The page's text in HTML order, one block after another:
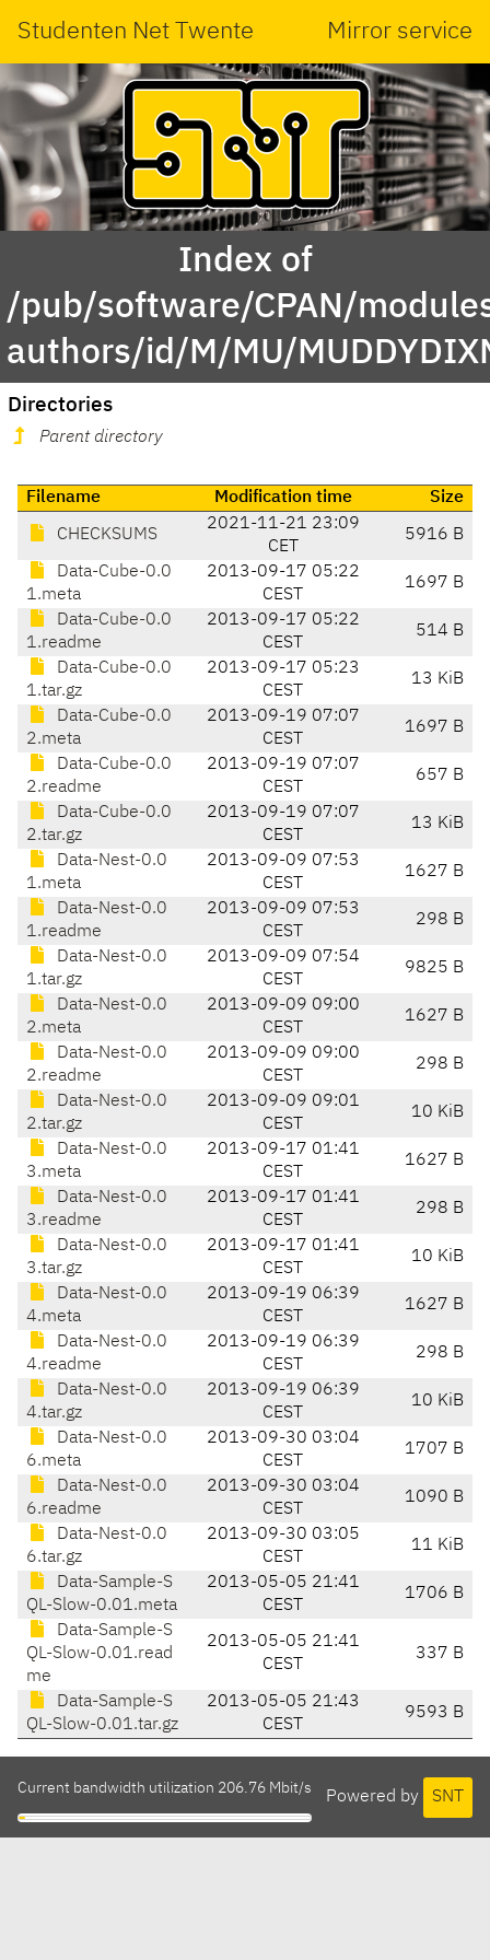
Studenten Net Twente Mirror service
Index of
/pub/software/CPAN/
authors/id/M/MU/
Directories
Parent directory
Filename Modification time Size
CHECKSUMS
2021-11-21 23:09
CET
5916 B
Data-Cube-0.0
1.meta
2013-09-17 05:22
CEST
1697 B
Data-Cube-0.0
1.readme
2013-09-17 05:22
CEST
514 B
Data-Cube-0.0
1.tar.gz
2013-09-17 05:23
CEST
13 KiB
Data-Cube-0.0
2.meta
2013-09-19 07:07
CEST
1697 B
Data-Cube-0.0
2.readme
2013-09-19 07:07
CEST
657 B
Data-Cube-0.0
2.tar.gz
2013-09-19 07:07
CEST
13 KiB
Data-Nest-0.0
1.meta
2013-09-09 07:53
CEST
1627 B
Data-Nest-0.0
1.readme
2013-09-09 07:53
CEST
298 B
Data-Nest-0.0
1.tar.gz
2013-09-09 07:54
CEST
9825 B
Data-Nest-0.0
2.meta
2013-09-09 09:00
CEST
1627 B
Data-Nest-0.0
2.readme
2013-09-09 09:00
CEST
298 B
Data-Nest-0.0
2.tar.gz
2013-09-09 09:01
CEST
10 KiB
Data-Nest-0.0
3.meta
2013-09-17 01:41
CEST
1627 B
Data-Nest-0.0
3.readme
2013-09-17 01:41
CEST
298 B
Data-Nest-0.0
3.tar.gz
2013-09-17 01:41
CEST
10 KiB
Data-Nest-0.0
4.meta
2013-09-19 06:39
CEST
1627 B
Data-Nest-0.0
4.readme
2013-09-19 06:39
CEST
298 B
Data-Nest-0.0
4.tar.gz
2013-09-19 06:39
CEST
10 KiB
Data-Nest-0.0
6.meta
2013-09-30 03:04
CEST
1707 B
Data-Nest-0.0
6.readme
2013-09-30 03:04
CEST
1090 B
Data-Nest-0.0
6.tar.gz
2013-09-30 03:05
CEST
11 KiB
Data-Sample-S
QL-Slow-0.01.meta
2013-05-05 21:41
CEST
1706 B
Data-Sample-S
QL-Slow-0.01.read
me
2013-05-05 21:41
CEST
337 B
Data-Sample-S
QL-Slow-0.01.tar.gz
2013-05-05 21:43
CEST
9593 B
Powered by SNT
Current bandwidth utilization 206.76 Mbit/s